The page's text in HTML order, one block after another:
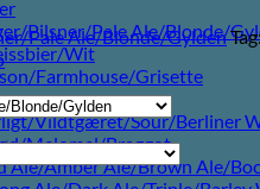
Pilsner/Pale Ale/Blonde/
Wit
Farmhouse/Grisette
Vildtgæret/Sour/Berliner
Melomel/Braggot
Ale/Amber Ale/Brown Ale/
Pale Ale/Blonde/Gylden